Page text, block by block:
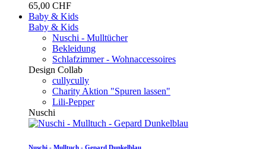
65,00 CHF
Baby & Kids
Baby & Kids
Nuschi - Mulltücher
Bekleidung
Schlafzimmer - Wohnaccessoires
Design Collab
cullycully
Charity Aktion "Spuren lassen"
Lili-Pepper
Nuschi
Nuschi - Mulltuch - Gepard Dunkelblau